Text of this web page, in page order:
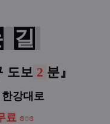
길
도보 2 분』
강대로
료 ɞɞɞ